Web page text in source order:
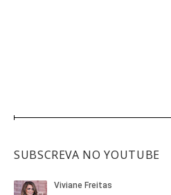
SUBSCREVA NO YOUTUBE